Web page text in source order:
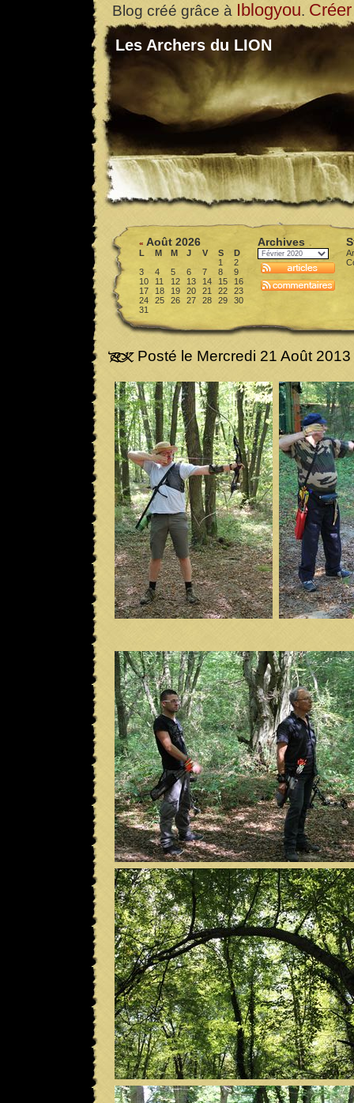
Blog créé grâce à Iblogyou.
Les Archers du LION
« Août 2026
L M M J V S
D
1
2
3
4 5 6 7 8
9
10
11 12 13 14 15
16
17
18 19 20 21 22
23
24
25 26 27 28 29
30
31
Archives
Posté le Mercredi 21 Août